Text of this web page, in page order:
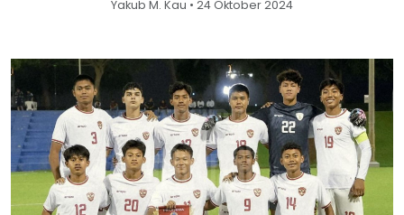
Yakub M. Kau • 24 Oktober 2024